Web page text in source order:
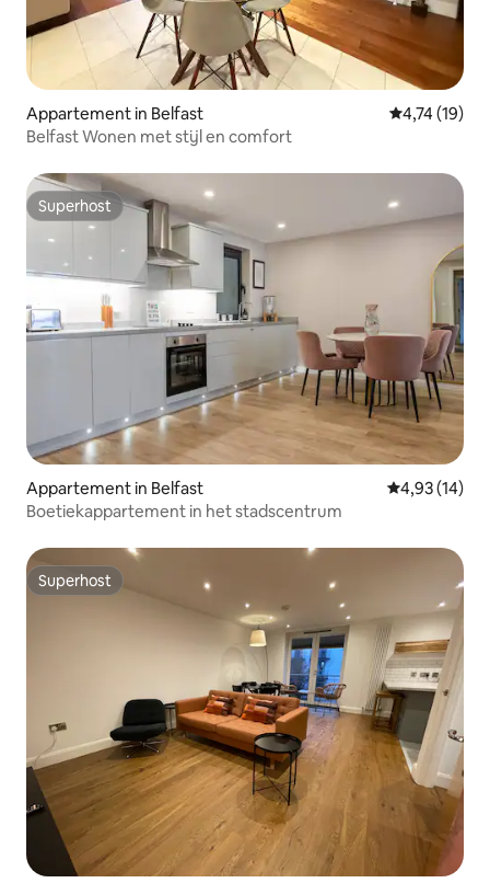
Appartement in Belfast Gemiddelde
4,74 (19)
Belfast Wonen met stijl en comfort
Superhost
Superhost
Appartement in Belfast Gemiddelde
4,93 (14)
Boetiekappartement in het stadscentrum
Superhost
Superhost